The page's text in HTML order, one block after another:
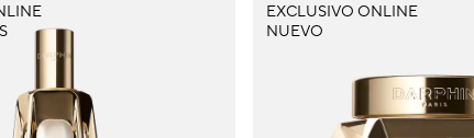
EXCLUSIVO ONLINE
NUEVO